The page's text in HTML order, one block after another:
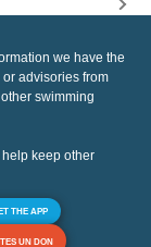
we have the
advisories from
swimming
keep other
THE APP
UN DON